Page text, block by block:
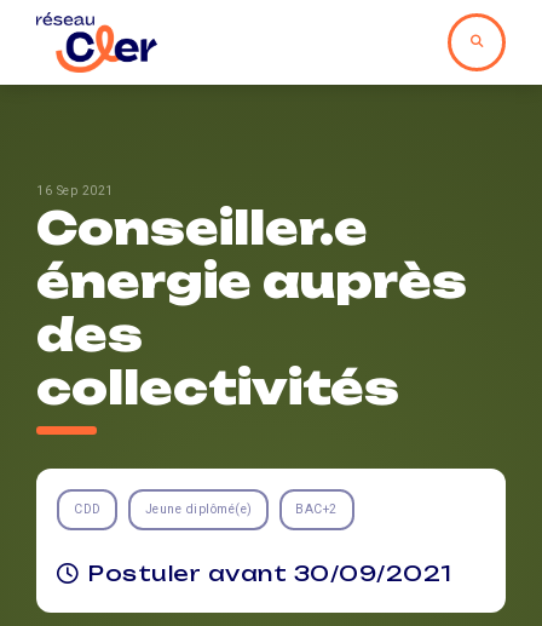
16 Sep 2021
Conseiller.e
énergie auprès
des
collectivités
CDD Jeune diplômé(e) BAC+2
Postuler avant 30/09/2021